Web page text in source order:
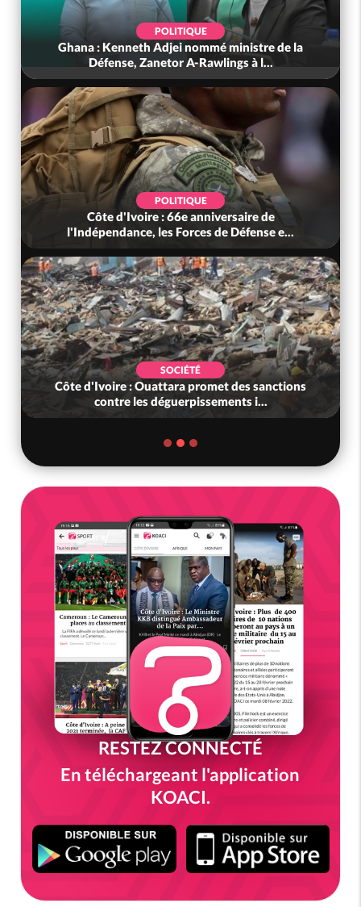
POLITIQUE
Ghana : Kenneth Adjei nommé ministre de la
Défense, Zanetor A-Rawlings à l...
POLITIQUE
Côte d'Ivoire : 66e anniversaire de
l'Indépendance, les Forces de Défense e...
SOCIÉTÉ
Côte d'Ivoire : Ouattara promet des sanctions
contre les déguerpissements i...
RESTEZ CONNECTÉ
En téléchargeant l'application
KOACI.